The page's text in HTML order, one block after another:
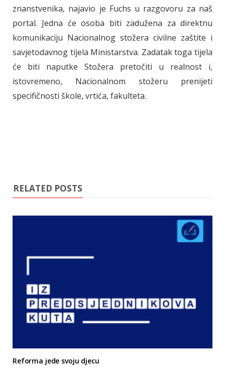
znanstvenika, najavio je Fuchs u razgovoru za naš
portal. Jedna će osoba biti zadužena za direktnu
komunikaciju Nacionalnog stožera civilne zaštite i
savjetodavnog tijela Ministarstva. Zadatak toga tijela
će biti naputke Stožera pretočiti u realnost i,
istovremeno, Nacionalnom stožeru prenijeti
specifičnosti škole, vrtića, fakulteta.
RELATED POSTS
Reforma jede svoju djecu